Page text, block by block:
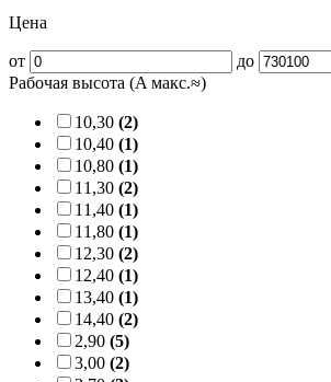
Цена
от
до
Рабочая высота (A макс.≈)
10,30 (2)
10,40 (1)
10,80 (1)
11,30 (2)
11,40 (1)
11,80 (1)
12,30 (2)
12,40 (1)
13,40 (1)
14,40 (2)
2,90 (5)
3,00 (2)